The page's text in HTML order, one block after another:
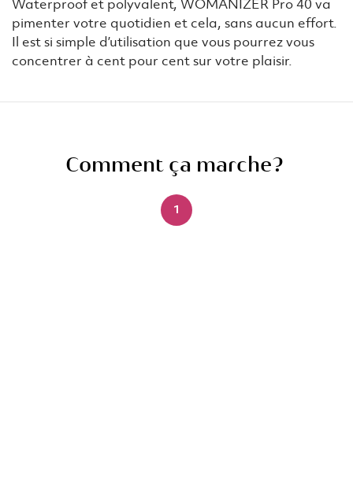
Waterproof et polyvalent, WOMANIZER Pro 40 va
pimenter votre quotidien et cela, sans aucun effort.
Il est si simple d’utilisation que vous pourrez vous
concentrer à cent pour cent sur votre plaisir.
Comment ça marche?
1